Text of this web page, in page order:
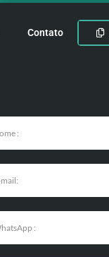
Contato